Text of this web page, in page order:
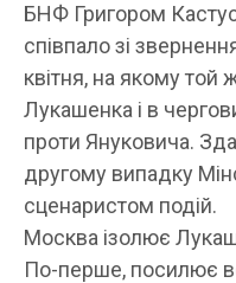
БНФ Григором
співпало зі
квітня, на якому той
Лукашенка і в
проти Януковича.
другому випадку
сценаристом подій.
Москва ізолює
По-перше, посилює